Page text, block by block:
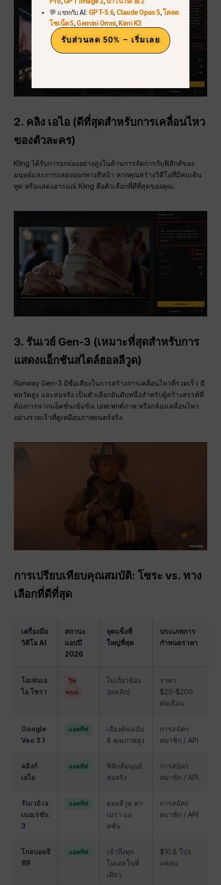
2. คลิง เอไอ (ดีที่สุดสำหรับการเคลื่อนไหว
ของตัวละคร)
Kling ได้รับการยกย่องอย่างสูงในด้านการจัดการกับฟิสิกส์ของ
มนุษย์และการแสดงออกทางสีหน้า หากคุณสร้างวิดีโอที่มีคนเดิน
พูด หรือแสดงอารมณ์ Kling คือตัวเลือกที่ดีที่สุดของคุณ.
3. รันเวย์ Gen-3 (เหมาะที่สุดสำหรับการ
แสดงแอ็กชันสไตล์ฮอลลีวูด)
Runway Gen-3 มีชื่อเสียงในการสร้างการเคลื่อนไหวที่รวดเร็ว มี
พลวัตสูง และสมจริง เป็นตัวเลือกอันดับหนึ่งสำหรับผู้สร้างสรรค์ที่
ต้องการฉากแอ็คชั่นเข้มข้น เอฟเฟกต์ภาพ หรือกล้องเคลื่อนไหว
อย่างรวดเร็วที่ดูเหมือนภาพยนตร์จริง.
การเปรียบเทียบคุณสมบัติ: โซระ vs. ทาง
เลือกที่ดีที่สุด
เครื่องมือ
วิดีโอ AI
สถานะ
แอปปี
2026
จุดแข็งที่
ใหญ่ที่สุด
ประเภทการ
กำหนดราคา
โอเพ่นเอ
ไอ โซรา
ปิด
ระบบ
ไม่เกี่ยวข้อง
(ยกเลิก)
ราคา
$20-$200
ต่อเดือน
Google
Veo 3.1
แอคทีฟ
เสียงต้นฉบับ
& คุณภาพสูง
การสมัคร
สมาชิก / API
คลิงก์
เอไอ
แอคทีฟ
ฟิสิกส์มนุษย์
สมจริง
การสมัคร
สมาชิก / API
รันเวย์ เจ
เนอเรชัน
3
แอคทีฟ
ฮอลลีวูด คา
เมร่า แอ
คชั่น
การสมัคร
สมาชิก / API
โกลบอลจี
พีที
แอคทีฟ
เข้าถึงทุก
โมเดลในที่
เดียว
$10.8 โปร
แพลน
💬 แชทกับ AI: GPT-5.6, Claude Opus 5,โคลด
โซเน็ต 5,Gemini Omni,Kimi K3
รับส่วนลด 50% – เริ่มเลย